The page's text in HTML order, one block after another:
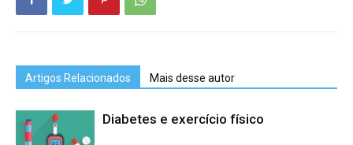
Artigos Relacionados Mais desse autor
Diabetes e exercício físico